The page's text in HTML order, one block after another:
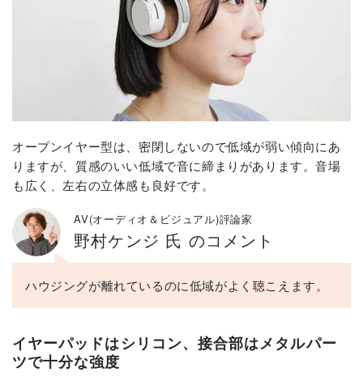
オープンイヤー型は、密閉しないので低域が弱い傾向にあ
りますが、質感のいい低域で音に締まりがあります。音場
も広く、左右の立体感も良好です。
AV(オーディオ＆ビジュアル)評論家
野村ケンジ 氏 のコメント
ハウジングが離れているのに低域がよく聴こえます。
イヤーパッドはシリコン、接合部はメタルパー
ツで十分な強度